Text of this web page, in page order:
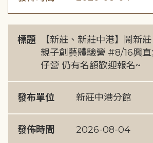
標題
【新莊、新莊中港】鬧新
親子創藝體驗營 #8/16興
仔營 仍有名額歡迎報名~
發布單位 新莊中港分館
發佈時間 2026-08-04